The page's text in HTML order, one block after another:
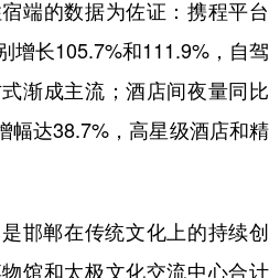
日本語 한국어
端的数据为佐证：携程平台
增长105.7%和111.9%，自驾
渐成主流；酒店间夜量同比
幅达38.7%，高星级酒店和精
郸在传统文化上的持续创
馆和太极文化交流中心合计